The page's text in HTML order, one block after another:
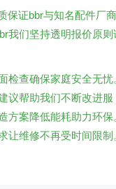
保证bbr与知名配件厂商
我们坚持透明报价原则
查确保家庭安全无忧
议帮助我们不断改进服
案降低能耗助力环保
维修不再受时间限制